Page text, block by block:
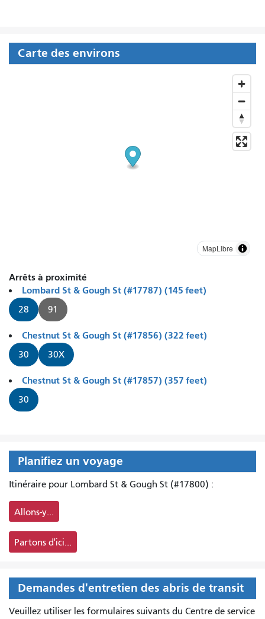
Carte des environs
MapLibre
Arrêts à proximité
Lombard St & Gough St (#17787) (145 feet)
28 91
Chestnut St & Gough St (#17856) (322 feet)
30 30X
Chestnut St & Gough St (#17857) (357 feet)
30
Planifiez un voyage
Itinéraire pour Lombard St & Gough St (#17800) :
Allons-y...
Partons d'ici...
Demandes d'entretien des abris de transit
Veuillez utiliser les formulaires suivants du Centre de service